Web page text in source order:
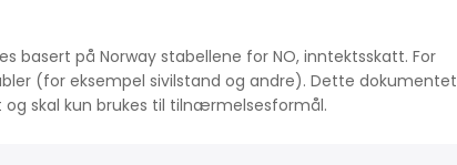
basert på Norway stabellene for NO, inntektsskatt. For
(for eksempel sivilstand og andre). Dette dokumentet
skal kun brukes til tilnærmelsesformål.